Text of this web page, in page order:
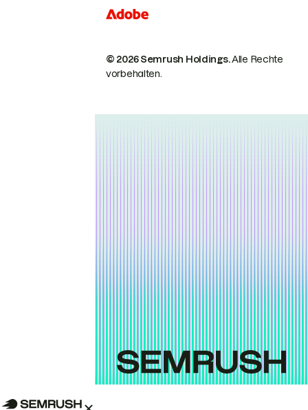
© 2026 Semrush Holdings.Alle Rechte
vorbehalten.